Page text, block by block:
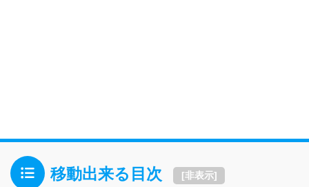
移動出来る目次 [非表示]